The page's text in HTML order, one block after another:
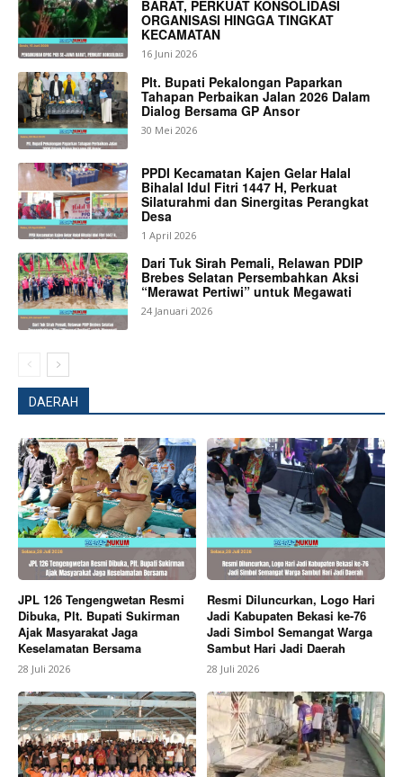
Company
About
Contact us
My account
Bagikan Artikel
Berita Lainnya Aksi Demo Petani Bunga, Bupati Karo
Sebut PT. Tamora Stekindo Memiliki NIB Dan Izin
BARAT, PERKUAT KONSOLIDASI
ORGANISASI HINGGA TINGKAT
KECAMATAN
16 Juni 2026
Plt. Bupati Pekalongan Paparkan
Tahapan Perbaikan Jalan 2026 Dalam
Dialog Bersama GP Ansor
30 Mei 2026
PPDI Kecamatan Kajen Gelar Halal
Bihalal Idul Fitri 1447 H, Perkuat
Silaturahmi dan Sinergitas Perangkat
Desa
1 April 2026
Dari Tuk Sirah Pemali, Relawan PDIP
Brebes Selatan Persembahkan Aksi
“Merawat Pertiwi” untuk Megawati
24 Januari 2026
DAERAH
JPL 126 Tengengwetan Resmi
Dibuka, Plt. Bupati Sukirman
Ajak Masyarakat Jaga
Keselamatan Bersama
28 Juli 2026
Resmi Diluncurkan, Logo Hari
Jadi Kabupaten Bekasi ke-76
Jadi Simbol Semangat Warga
Sambut Hari Jadi Daerah
28 Juli 2026